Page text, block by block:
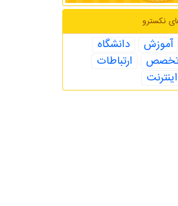
نكسترو
آموزش
دانشگاه
ارتباطات
اینترنت